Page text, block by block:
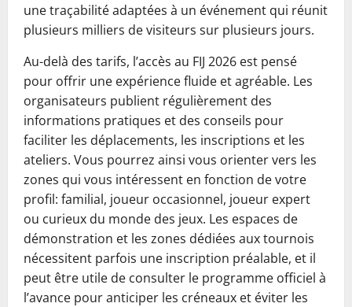
une traçabilité adaptées à un événement qui réunit
plusieurs milliers de visiteurs sur plusieurs jours.
Au-delà des tarifs, l’accès au FIJ 2026 est pensé
pour offrir une expérience fluide et agréable. Les
organisateurs publient régulièrement des
informations pratiques et des conseils pour
faciliter les déplacements, les inscriptions et les
ateliers. Vous pourrez ainsi vous orienter vers les
zones qui vous intéressent en fonction de votre
profil: familial, joueur occasionnel, joueur expert
ou curieux du monde des jeux. Les espaces de
démonstration et les zones dédiées aux tournois
nécessitent parfois une inscription préalable, et il
peut être utile de consulter le programme officiel à
l’avance pour anticiper les créneaux et éviter les